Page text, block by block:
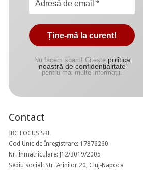
Nu facem spam! Citește politica
noastră de confidențialitate
pentru mai multe informații.
Contact
IBC FOCUS SRL
Cod Unic de Înregistrare: 17876260
Nr. Înmatriculare: J12/3019/2005
Sediu social: Str. Arinilor 20, Cluj-Napoca